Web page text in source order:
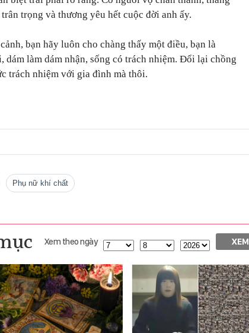
trọng và thương yêu hết cuộc đời anh ấy.
bạn hãy luôn cho chàng thấy một điều, bạn là
dám làm dám nhận, sống có trách nhiệm. Đổi lại chồng
trách nhiệm với gia đình mà thôi.
phụ nữ khí chất
Xem theo ngày XEM